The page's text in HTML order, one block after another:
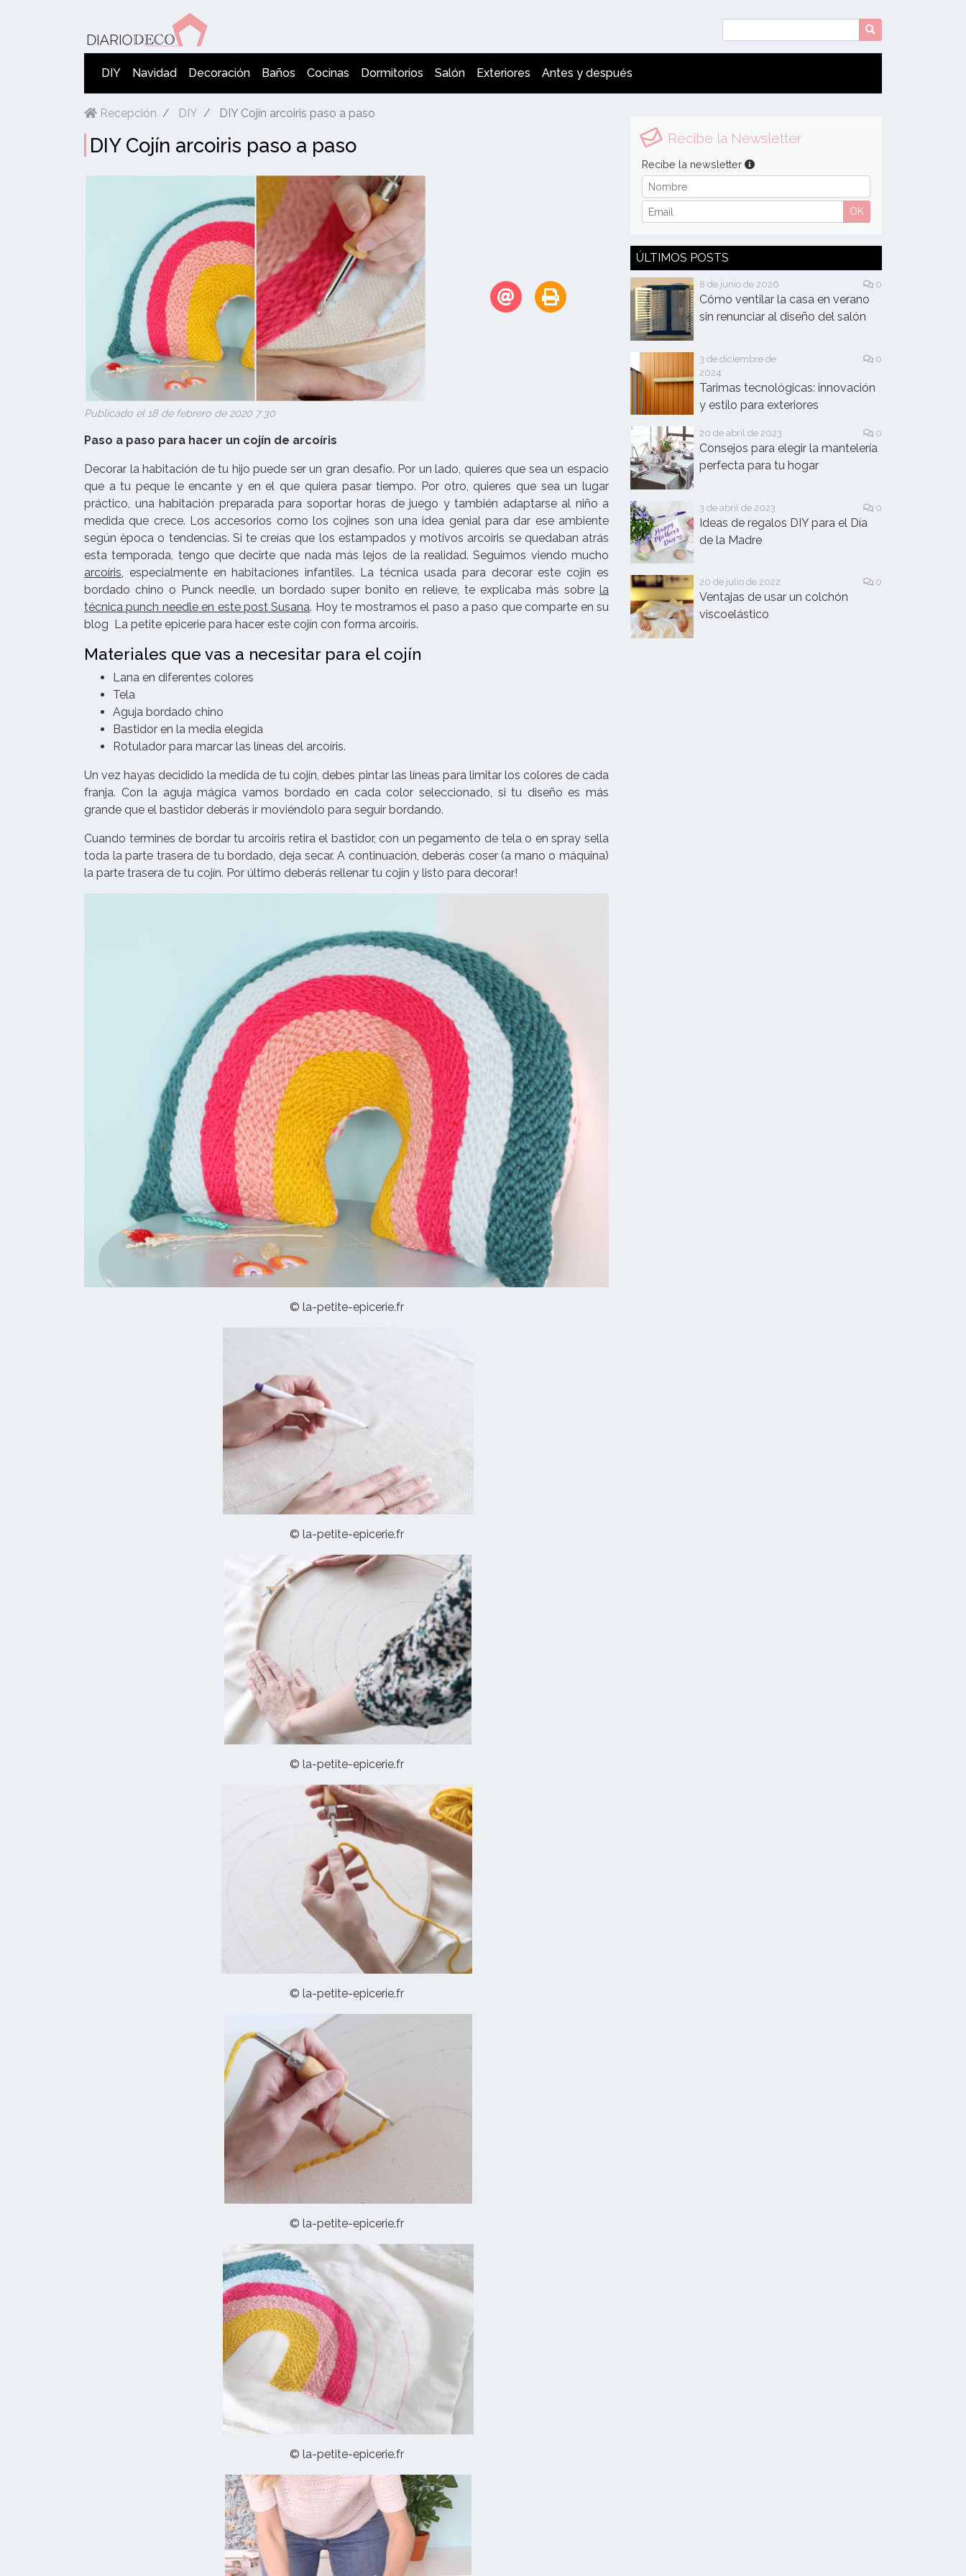
DIY Navidad Decoración Baños Cocinas Dormitorios Salón Exteriores Antes y después
Recepción DIY DIY Cojín arcoiris paso a paso
DIY Cojín arcoiris paso a paso
Publicado el 18 de febrero de 2020 7:30
Paso a paso para hacer un cojín de arcoíris
Decorar la habitación de tu hijo puede ser un gran desafío. Por un lado, quieres que sea un espacio
que a tu peque le encante y en el que quiera pasar tiempo. Por otro, quieres que sea un lugar
práctico, una habitación preparada para soportar horas de juego y también adaptarse al niño a
medida que crece. Los accesorios como los cojines son una idea genial para dar ese ambiente
según època o tendencias. Si te creías que los estampados y motivos arcoiris se quedaban atrás
esta temporada, tengo que decirte que nada más lejos de la realidad. Seguimos viendo mucho
arcoíris , especialmente en habitaciones infantiles. La técnica usada para decorar este cojín es
bordado chino o Punck needle, un bordado super bonito en relieve, te explicaba más sobre la
técnica punch needle en este post Susana. Hoy te mostramos el paso a paso que comparte en su
blog La petite epicerie para hacer este cojín con forma arcoíris.
Materiales que vas a necesitar para el cojín
Lana en diferentes colores
Tela
Aguja bordado chino
Bastidor en la media elegida
Rotulador para marcar las líneas del arcoíris.
Un vez hayas decidido la medida de tu cojín, debes pintar las líneas para limitar los colores de cada
franja. Con la aguja mágica vamos bordado en cada color seleccionado, si tu diseño es más
grande que el bastidor deberás ir moviéndolo para seguir bordando.
Cuando termines de bordar tu arcoiris retira el bastidor, con un pegamento de tela o en spray sella
toda la parte trasera de tu bordado, deja secar. A continuación, deberás coser (a mano o máquina)
la parte trasera de tu cojín. Por último deberás rellenar tu cojín y listo para decorar!
© la-petite-epicerie.fr
© la-petite-epicerie.fr
© la-petite-epicerie.fr
© la-petite-epicerie.fr
© la-petite-epicerie.fr
© la-petite-epicerie.fr
Recibe la Newsletter
Recibe la newsletter
OK
ÚLTIMOS POSTS
8 de junio de 2026 0
Cómo ventilar la casa en verano
sin renunciar al diseño del salón
3 de diciembre de
2024
0
Tarimas tecnológicas: innovación
y estilo para exteriores
20 de abril de 2023 0
Consejos para elegir la mantelería
perfecta para tu hogar
3 de abril de 2023 0
Ideas de regalos DIY para el Día
de la Madre
20 de julio de 2022 0
Ventajas de usar un colchón
viscoelástico